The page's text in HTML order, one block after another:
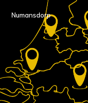
Numansdorp